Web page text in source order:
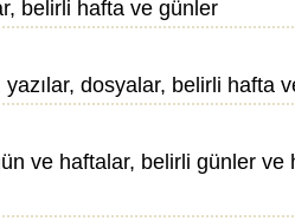
belirli hafta ve günler
dosyalar, belirli
ve haftalar, belirli günler